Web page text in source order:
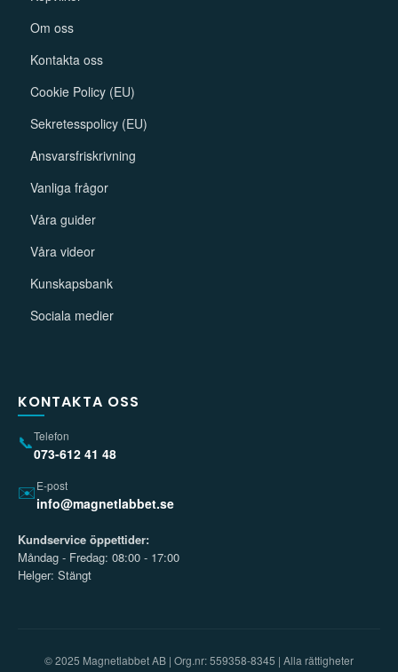
Om oss
Kontakta oss
Cookie Policy (EU)
Sekretesspolicy (EU)
Ansvarsfriskrivning
Vanliga frågor
Våra guider
Våra videor
Kunskapsbank
Sociala medier
KONTAKTA OSS
📞Telefon
073-612 41 48
✉️E-post
info@magnetlabbet.se
Kundservice öppettider:
Måndag - Fredag: 08:00 - 17:00
Helger: Stängt
© 2025 Magnetlabbet AB | Org.nr: 559358-8345 | Alla rättigheter